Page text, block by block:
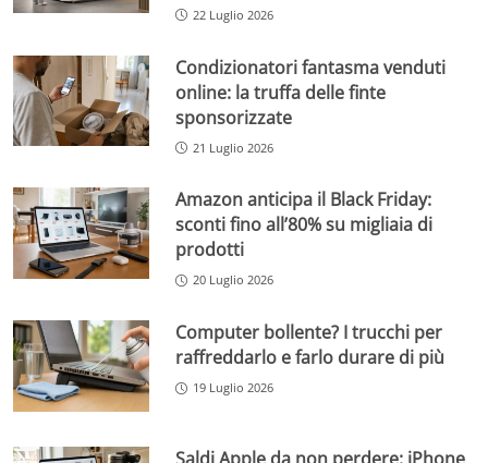
22 Luglio 2026
Condizionatori fantasma venduti
online: la truffa delle finte
sponsorizzate
21 Luglio 2026
Amazon anticipa il Black Friday:
sconti fino all’80% su migliaia di
prodotti
20 Luglio 2026
Computer bollente? I trucchi per
raffreddarlo e farlo durare di più
19 Luglio 2026